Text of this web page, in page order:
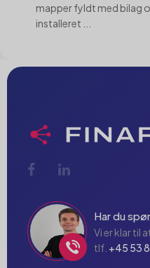
mapper fyldt med bilag
installeret ...
Har du
Vi er klar til
tlf. +45 53